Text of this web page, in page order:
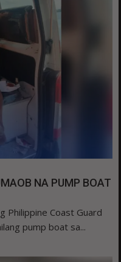
NA PUMP BOAT
Philippine Coast Guard
pump boat sa...